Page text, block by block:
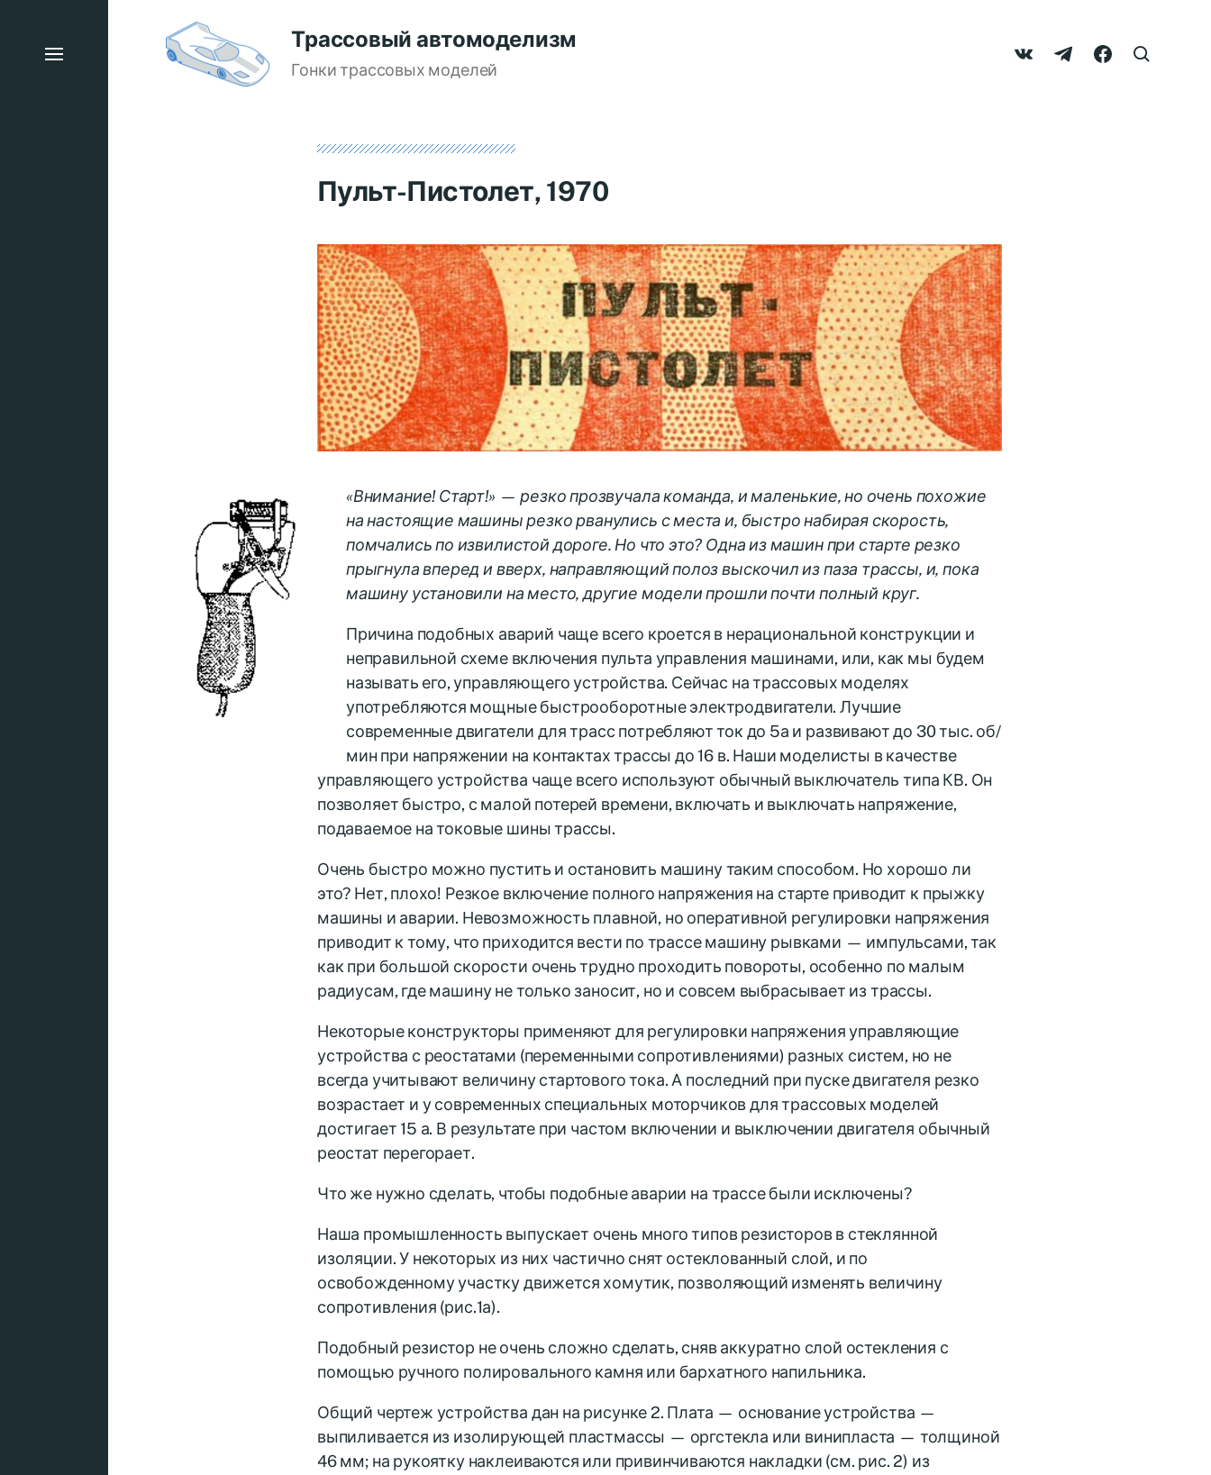
Трассовый автомоделизм
Гонки трассовых моделей
Пульт-Пистолет, 1970
«Внимание! Старт!» — резко прозвучала команда, и маленькие, но очень похожие
на настоящие машины резко рванулись с места и, быстро набирая скорость,
помчались по извилистой дороге. Но что это? Одна из машин при старте резко
прыгнула вперед и вверх, направляющий полоз выскочил из паза трассы, и, пока
машину установили на место, другие модели прошли почти полный круг.
Причина подобных аварий чаще всего кроется в нерациональной конструкции и
неправильной схеме включения пульта управления машинами, или, как мы будем
называть его, управляющего устройства. Сейчас на трассовых моделях
употребляются мощные быстрооборотные электродвигатели. Лучшие
современные двигатели для трасс потребляют ток до 5а и развивают до 30 тыс. об/
мин при напряжении на контактах трассы до 16 в. Наши моделисты в качестве
управляющего устройства чаще всего используют обычный выключатель типа КВ. Он
позволяет быстро, с малой потерей времени, включать и выключать напряжение,
подаваемое на токовые шины трассы.
Очень быстро можно пустить и остановить машину таким способом. Но хорошо ли
это? Нет, плохо! Резкое включение полного напряжения на старте приводит к прыжку
машины и аварии. Невозможность плавной, но оперативной регулировки напряжения
приводит к тому, что приходится вести по трассе машину рывками — импульсами, так
как при большой скорости очень трудно проходить повороты, особенно по малым
радиусам, где машину не только заносит, но и совсем выбрасывает из трассы.
Некоторые конструкторы применяют для регулировки напряжения управляющие
устройства с реостатами (переменными сопротивлениями) разных систем, но не
всегда учитывают величину стартового тока. А последний при пуске двигателя резко
возрастает и у современных специальных моторчиков для трассовых моделей
достигает 15 а. В результате при частом включении и выключении двигателя обычный
реостат перегорает.
Что же нужно сделать, чтобы подобные аварии на трассе были исключены?
Наша промышленность выпускает очень много типов резисторов в стеклянной
изоляции. У некоторых из них частично снят остеклованный слой, и по
освобожденному участку движется хомутик, позволяющий изменять величину
сопротивления (рис.1а).
Подобный резистор не очень сложно сделать, сняв аккуратно слой остекления с
помощью ручного полировального камня или бархатного напильника.
Общий чертеж устройства дан на рисунке 2. Плата — основание устройства —
выпиливается из изолирующей пластмассы — оргстекла или винипласта — толщиной
46 мм; на рукоятку наклеиваются или привинчиваются накладки (см. рис. 2) из